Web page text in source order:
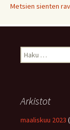
Metsien sienten
Haku:
Arkistot
maaliskuu 2023